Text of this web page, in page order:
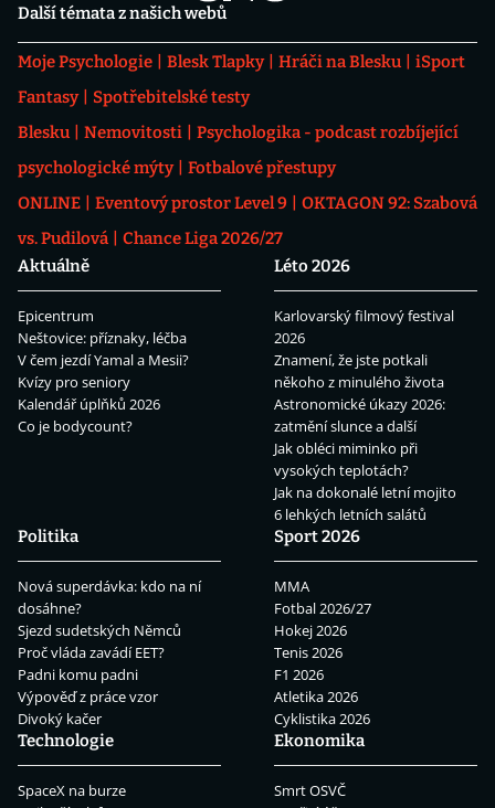
Další témata z našich webů
Moje Psychologie Blesk Tlapky Hráči na Blesku
iSport
Fantasy
Spotřebitelské testy
Blesku
Nemovitosti
Psychologika - podcast rozbíjející
psychologické mýty
Fotbalové přestupy
ONLINE
Eventový prostor Level 9
OKTAGON 92: Szabová
vs. Pudilová
Chance Liga 2026/27
Aktuálně
Epicentrum
Neštovice: příznaky, léčba
V čem jezdí Yamal a Mesii?
Kvízy pro seniory
Kalendář úplňků 2026
Co je bodycount?
Léto 2026
Karlovarský filmový festival
2026
Znamení, že jste potkali
někoho z minulého života
Astronomické úkazy 2026:
zatmění slunce a další
Jak obléci miminko při
vysokých teplotách?
Jak na dokonalé letní mojito
6 lehkých letních salátů
Politika
Nová superdávka: kdo na ní
dosáhne?
Sjezd sudetských Němců
Proč vláda zavádí EET?
Padni komu padni
Výpověď z práce vzor
Divoký kačer
Sport 2026
MMA
Fotbal 2026/27
Hokej 2026
Tenis 2026
F1 2026
Atletika 2026
Cyklistika 2026
Technologie
SpaceX na burze
Ekonomika
Smrt OSVČ